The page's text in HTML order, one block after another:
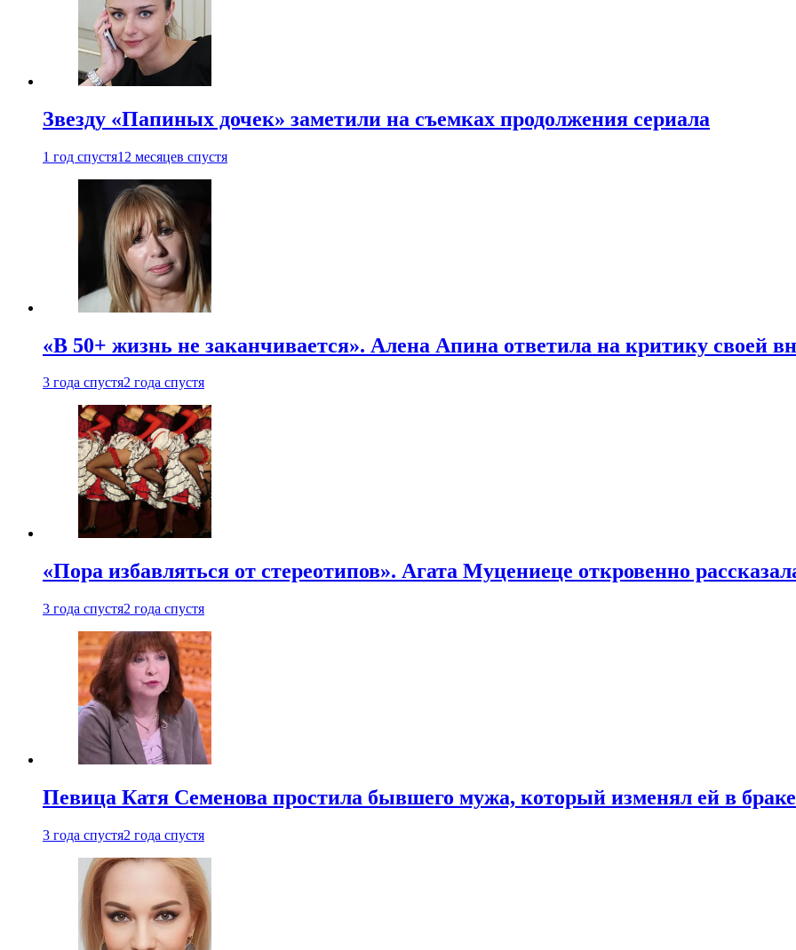
Звезду «Папиных дочек» заметили на съемках продолжения сериала
1 год спустя12 месяцев спустя
«В 50+ жизнь не заканчивается». Алена Апина ответила на критику своей
3 года спустя2 года спустя
«Пора избавляться от стереотипов». Агата Муцениеце откровенно
3 года спустя2 года спустя
Певица Катя Семенова простила бывшего мужа, который изменял ей в браке
3 года спустя2 года спустя